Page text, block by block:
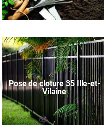
Pose de cloture 35 Ille-et-
Vilaine